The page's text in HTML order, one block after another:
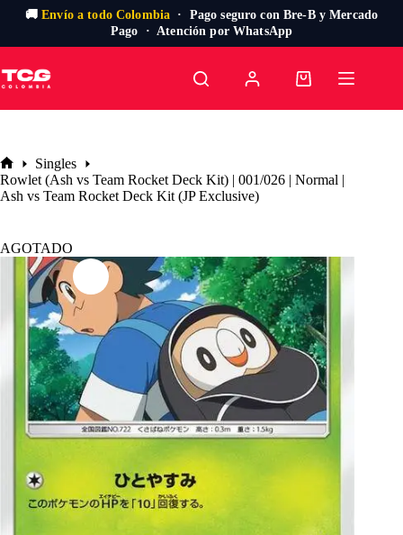
🚚Envío a todo Colombia · Pago seguro con Bre-B y Mercado
Pago · Atención por WhatsApp
al
contenido
Carro
Inicio
Singles
Rowlet (Ash vs Team Rocket Deck Kit) | 001/026 | Normal |
Ash vs Team Rocket Deck Kit (JP Exclusive)
AGOTADO